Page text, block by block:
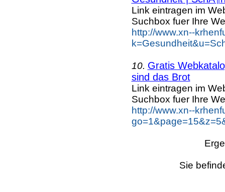
Link eintragen im
Suchbox fuer Ihre
http://www.xn--
10. Gratis
sind das Brot
Link eintragen im
Suchbox fuer Ihre
http://www.xn--
Sie